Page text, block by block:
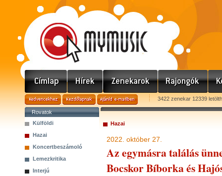
3422 zenekar 12339
Rovatok
Külföldi
Hazai
Koncertbeszámoló
Lemezkritika
Interjú
Hazai
2022. október 27.
Az egymásra találás
Bocskor Bíborka és